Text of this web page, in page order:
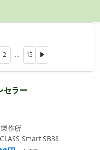
2 … 15 ▶
セラー
作所
Smart SB38